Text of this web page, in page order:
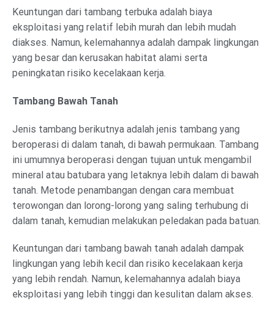
Keuntungan dari tambang terbuka adalah biaya
eksploitasi yang relatif lebih murah dan lebih mudah
diakses. Namun, kelemahannya adalah dampak lingkungan
yang besar dan kerusakan habitat alami serta
peningkatan risiko kecelakaan kerja.
Tambang Bawah Tanah
Jenis tambang berikutnya adalah jenis tambang yang
beroperasi di dalam tanah, di bawah permukaan. Tambang
ini umumnya beroperasi dengan tujuan untuk mengambil
mineral atau batubara yang letaknya lebih dalam di bawah
tanah. Metode penambangan dengan cara membuat
terowongan dan lorong-lorong yang saling terhubung di
dalam tanah, kemudian melakukan peledakan pada batuan.
Keuntungan dari tambang bawah tanah adalah dampak
lingkungan yang lebih kecil dan risiko kecelakaan kerja
yang lebih rendah. Namun, kelemahannya adalah biaya
eksploitasi yang lebih tinggi dan kesulitan dalam akses.